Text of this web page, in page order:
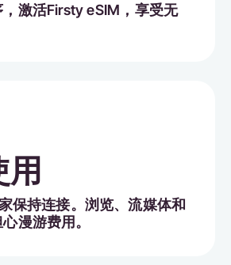
激活Firsty eSIM，享受无
用
保持连接。浏览、流媒体和
漫游费用。